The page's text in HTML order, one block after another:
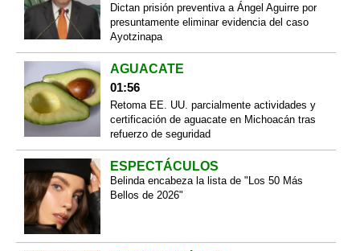
Dictan prisión preventiva a Ángel Aguirre por
presuntamente eliminar evidencia del caso
Ayotzinapa
AGUACATE
01:56
Retoma EE. UU. parcialmente actividades y
certificación de aguacate en Michoacán tras
refuerzo de seguridad
ESPECTÁCULOS
Belinda encabeza la lista de "Los 50 Más
Bellos de 2026"